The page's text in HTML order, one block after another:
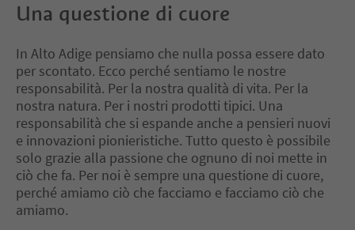
Una questione di cuore
In Alto Adige pensiamo che nulla possa essere dato
per scontato. Ecco perché sentiamo le nostre
responsabilità. Per la nostra qualità di vita. Per la
nostra natura. Per i nostri prodotti tipici. Una
responsabilità che si espande anche a pensieri nuovi
e innovazioni pionieristiche. Tutto questo è possibile
solo grazie alla passione che ognuno di noi mette in
ciò che fa. Per noi è sempre una questione di cuore,
perché amiamo ciò che facciamo e facciamo ciò che
amiamo.